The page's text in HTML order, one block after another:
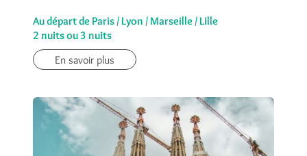
Au départ de Paris / Lyon / Marseille / Lille
2 nuits ou 3 nuits
En savoir plus